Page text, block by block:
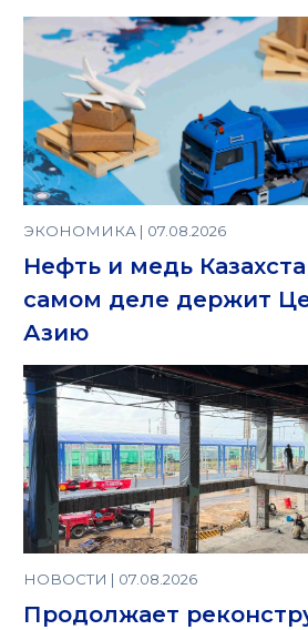
ЭКОНОМИКА | 07.08.2026
Нефть и медь
самом деле держит
Азию
НОВОСТИ | 07.08.2026
Продолжает